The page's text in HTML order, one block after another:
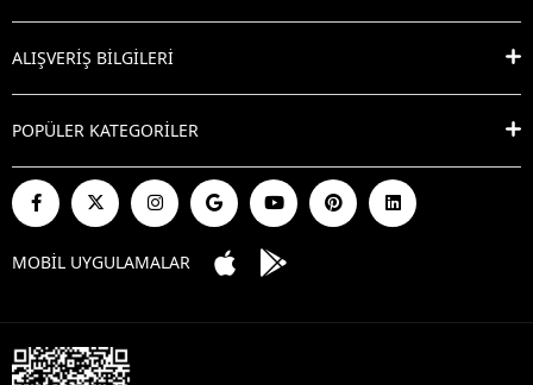
ALIŞVERİŞ BİLGİLERİ
POPÜLER KATEGORİLER
MOBİL UYGULAMALAR